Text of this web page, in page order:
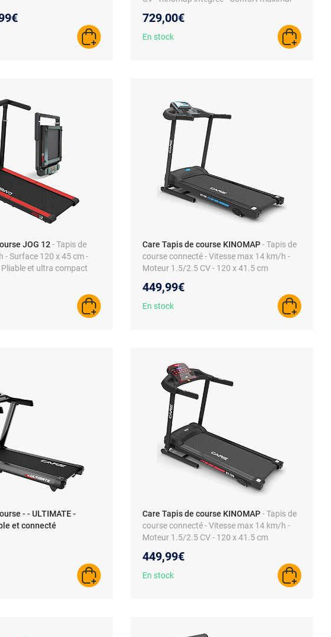
prix :
AJOUTER AU PANIER
729,00€
En stock
AJOUTER
JOG 12- Tapis de
- Surface 120 x 45 cm -
et ultra compact
AJOUTER AU PANIER
Care Tapis de course KINOMAP- Tapis de
course connecté - Vitesse max 14 km/h -
Moteur 1.5/2.5 CV - 120 x 41.5 cm
449,99€
En stock
AJOUTER
- - ULTIMATE -
et connecté
AJOUTER AU PANIER
Care Tapis de course KINOMAP- Tapis de
course connecté - Vitesse max 14 km/h -
Moteur 1.5/2.5 CV - 120 x 41.5 cm
449,99€
En stock
AJOUTER